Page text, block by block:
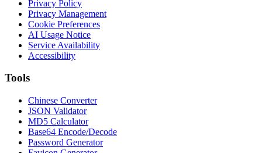
Privacy Policy
Privacy Management
Cookie Preferences
AI Usage Notice
Service Availability
Accessibility
Tools
Chinese Converter
JSON Validator
MD5 Calculator
Base64 Encode/Decode
Password Generator